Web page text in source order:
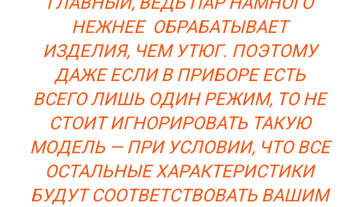
НЕЖНЕЕ ОБРАБАТЫВАЕТ
ИЗДЕЛИЯ, ЧЕМ УТЮГ. ПОЭТОМУ
ДАЖЕ ЕСЛИ В ПРИБОРЕ ЕСТЬ
ВСЕГО ЛИШЬ ОДИН РЕЖИМ, ТО НЕ
СТОИТ ИГНОРИРОВАТЬ ТАКУЮ
МОДЕЛЬ — ПРИ УСЛОВИИ, ЧТО ВСЕ
ОСТАЛЬНЫЕ ХАРАКТЕРИСТИКИ
БУДУТ СООТВЕТСТВОВАТЬ ВАШИМ